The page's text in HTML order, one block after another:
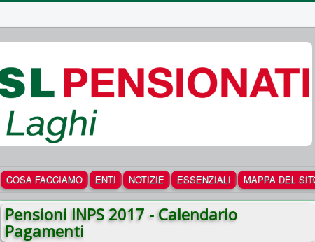
COSA FACCIAMO ENTI NOTIZIE ESSENZIALI MAPPA DEL
Pensioni INPS 2017 - Calendario
Pagamenti